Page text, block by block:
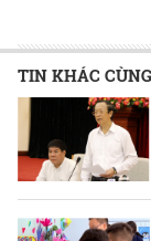
TIN KHÁC